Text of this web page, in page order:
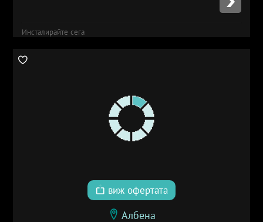
Инсталирайте сега
виж офертата
Албена